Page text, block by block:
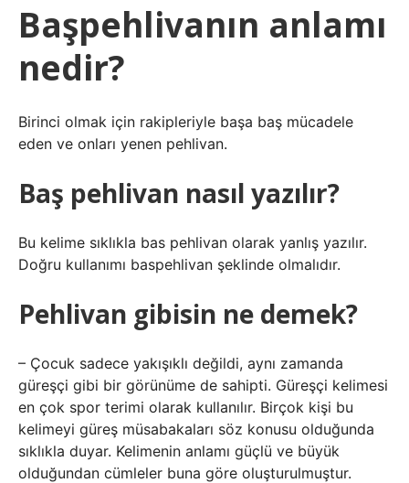
Başpehlivanın anlamı
nedir?
Birinci olmak için rakipleriyle başa baş mücadele
eden ve onları yenen pehlivan.
Baş pehlivan nasıl yazılır?
Bu kelime sıklıkla bas pehlivan olarak yanlış yazılır.
Doğru kullanımı baspehlivan şeklinde olmalıdır.
Pehlivan gibisin ne demek?
– Çocuk sadece yakışıklı değildi, aynı zamanda
güreşçi gibi bir görünüme de sahipti. Güreşçi kelimesi
en çok spor terimi olarak kullanılır. Birçok kişi bu
kelimeyi güreş müsabakaları söz konusu olduğunda
sıklıkla duyar. Kelimenin anlamı güçlü ve büyük
olduğundan cümleler buna göre oluşturulmuştur.